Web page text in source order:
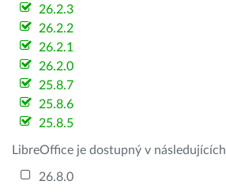
26.2.3
26.2.2
26.2.1
26.2.0
25.8.7
25.8.6
25.8.5
LibreOffice je dostupný v následujících
26.8.0